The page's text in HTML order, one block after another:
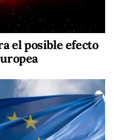
el posible efecto